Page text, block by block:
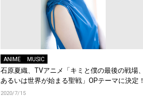
ANIME MUSIC
石原夏織、TVアニメ「キミと僕の最後の戦場、
あるいは世界が始まる聖戦」OPテーマに決定！
2020/7/15